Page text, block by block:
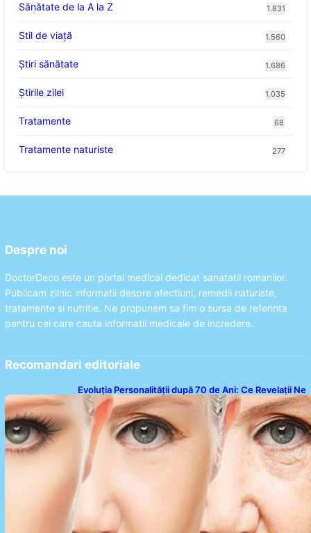
Sănătate de la A la Z 1.831
Stil de viaţă 1.560
Ştiri sănătate 1.686
Știrile zilei 1.035
Tratamente 68
Tratamente naturiste 277
Despre noi
DoctorDeco este un portal medical dedicat sanatatii romanilor.
Publicam zilnic informatii despre afectiuni, remedii naturiste,
tratamente si nutritie. Ne propunem sa fim o sursa de referinta
pentru cei care cauta informatii medicale de incredere.
Recomandari editoriale
Evoluția Personalității după 70 de Ani: Ce Revelații Ne
Oferă Studiile Psihologice